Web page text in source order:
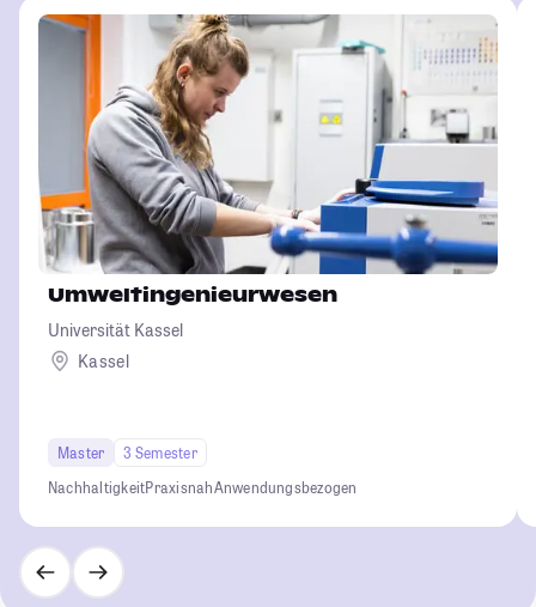
Umweltingenieurwesen
Universität Kassel
Kassel
Master
3 Semester
NachhaltigkeitPraxisnahAnwendungsbezogen